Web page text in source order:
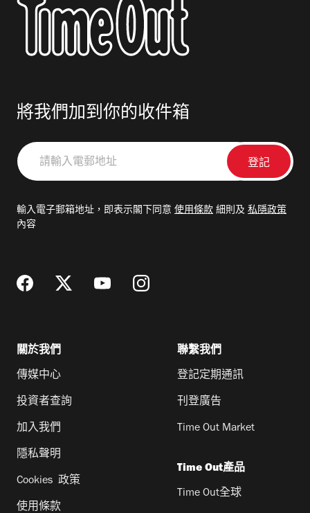
將我們加到你的收件箱
請
輸
郵
輸入電子郵箱地址，即表示閣下同意 使用條款 細則及 私隱政策
內容
關於我們
傳媒中心
投資者查詢
加入我們
隱私聲明
Cookies 政策
使用條款
聯繫我們
登記定期通訊
刊登廣告
Time Out Market
Time Out產品
Time Out全球